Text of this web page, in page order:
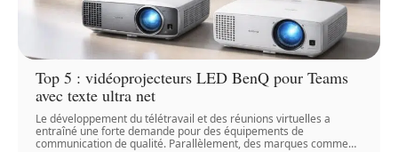
Top 5 : vidéoprojecteurs LED BenQ pour Teams
avec texte ultra net
Le développement du télétravail et des réunions virtuelles a
entraîné une forte demande pour des équipements de
communication de qualité. Parallèlement, des marques comme…